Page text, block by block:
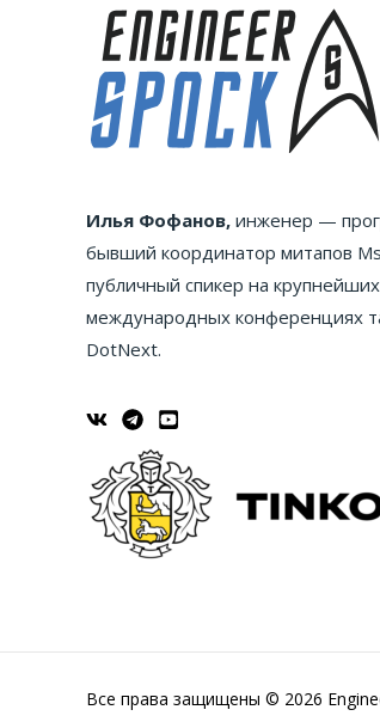
Илья Фофанов, инженер —
бывший координатор митапов
публичный спикер на крупнейших
международных конференциях
DotNext.
Все права защищены © 2026